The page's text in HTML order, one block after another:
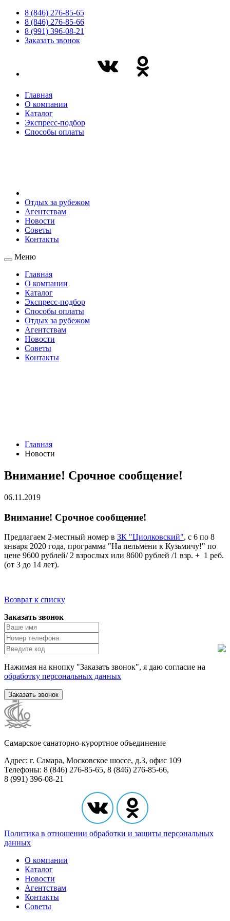
8 (846) 276-85-65
8 (846) 276-85-66
8 (991) 396-08-21
Заказать звонок
Главная
О компании
Каталог
Экспресс-подбор
Способы оплаты
Отдых за рубежом
Агентствам
Новости
Советы
Контакты
Меню
Главная
О компании
Каталог
Экспресс-подбор
Способы оплаты
Отдых за рубежом
Агентствам
Новости
Советы
Контакты
Главная
Новости
Внимание! Срочное сообщение!
06.11.2019
Внимание! Срочное сообщение!
Предлагаем 2-местный номер в ЗК "Циолковский", с 6 по 8
января 2020 года, программа "На пельмени к Кузьмичу!" по
цене 9600 рублей/ 2 взрослых или 8600 рублей /1 взр. + 1 реб.
(от 3 до 14 лет).
Возврат к списку
Заказать звонок
Нажимая на кнопку "Заказать звонок", я даю согласие на
обработку персональных данных
Заказать звонок
Самарское санаторно-курортное объединение
Адрес: г. Самара, Московское шоссе, д.3, офис 109
Телефоны: 8 (846) 276-85-65, 8 (846) 276-85-66,
8 (991) 396-08-21
Политика в отношении обработки и защиты персональных
данных
О компании
Каталог
Новости
Агентствам
Контакты
Советы